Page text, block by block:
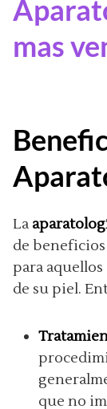
mas
La
de
para
de su piel.
que no